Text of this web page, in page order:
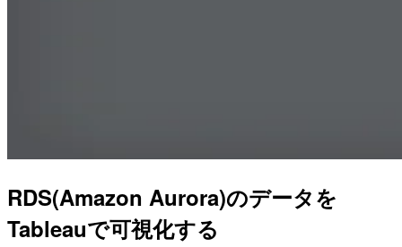
RDS(Amazon Aurora)のデータを
Tableauで可視化する